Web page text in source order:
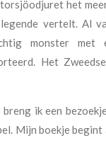
het
vertelt. Al
monster met
Het
ik een
Mijn boekje